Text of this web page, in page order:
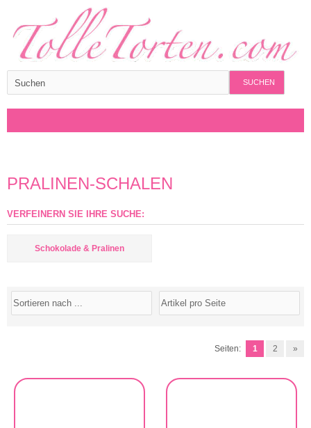
SUCHEN
PRALINEN-SCHALEN
VERFEINERN SIE IHRE SUCHE:
Schokolade & Pralinen
Seiten: 1 2 »